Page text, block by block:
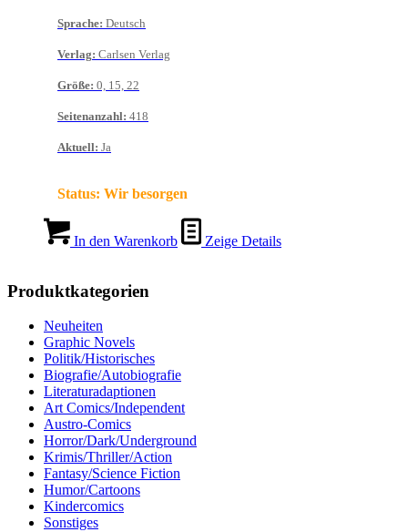
Sprache: Deutsch
Verlag: Carlsen Verlag
Größe: 0, 15, 22
Seitenanzahl: 418
Aktuell: Ja
Status: Wir besorgen
In den Warenkorb Zeige Details
Produktkategorien
Neuheiten
Graphic Novels
Politik/Historisches
Biografie/Autobiografie
Literaturadaptionen
Art Comics/Independent
Austro-Comics
Horror/Dark/Underground
Krimis/Thriller/Action
Fantasy/Science Fiction
Humor/Cartoons
Kindercomics
Sonstiges